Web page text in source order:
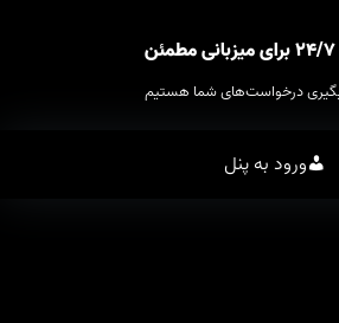
درخواست‌های شما هستیم
ورود به پنل